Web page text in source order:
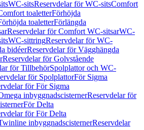
WC-sitsReservdelar för WC-sitsComfort
toaletterFörhöjda
toaletterFörlängda
Reservdelar för Comfort WC-sitsarWC-
WC-sittringReservdelar för WC-
bidéerReservdelar för Vägghängda
Reservdelar för Golvstående
för TillbehörSpolplattor och WC-
för SpolplattorFör Sigma
för För Sigma
inbyggnadscisternerReservdelar för
För Delta
för För Delta
inbyggnadscisternerReservdelar